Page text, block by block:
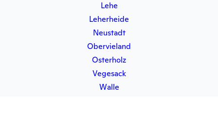
Lehe
Leherheide
Neustadt
Obervieland
Osterholz
Vegesack
Walle